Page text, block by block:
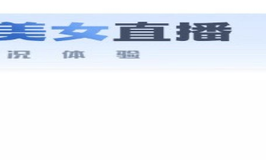
紫微基础 宫位体系 四化诀窍